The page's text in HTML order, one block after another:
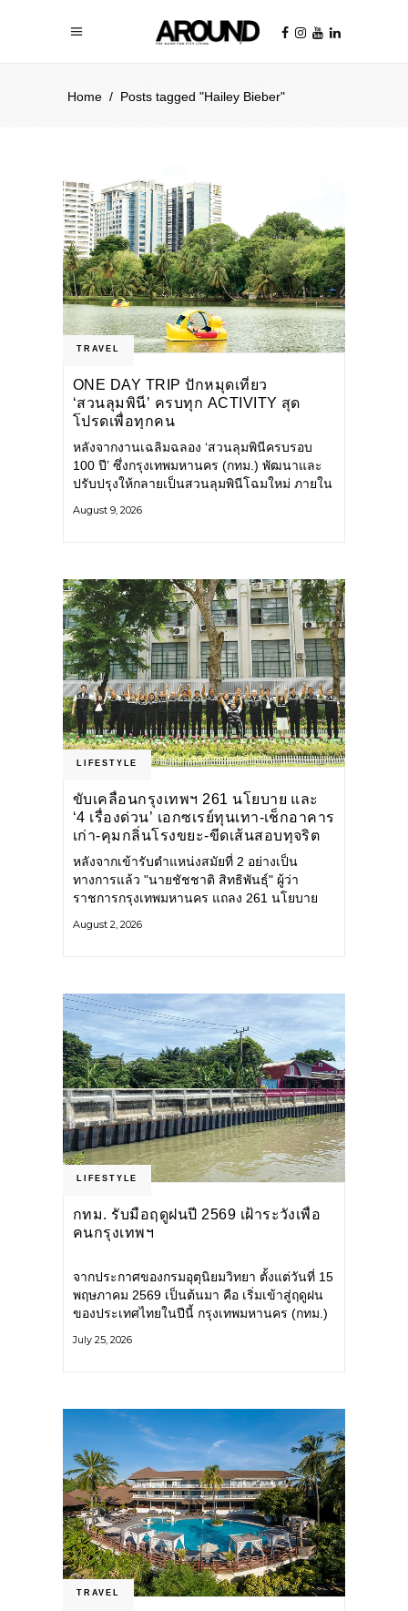
Home / Posts tagged "Hailey Bieber"
TRAVEL
ONE DAY TRIP ปักหมุดเที่ยว
‘สวนลุมพินี’ ครบทุก ACTIVITY สุด
โปรดเพื่อทุกคน
หลังจากงานเฉลิมฉลอง ‘สวนลุมพินีครบรอบ
100 ปี’ ซึ่งกรุงเทพมหานคร (กทม.) พัฒนาและ
ปรับปรุงให้กลายเป็นสวนลุมพินีโฉมใหม่ ภายใน
การให้บริการ รวมถึงกิจกรรมต่าง ๆ
August 9, 2026
LIFESTYLE
ขับเคลื่อนกรุงเทพฯ 261 นโยบาย และ
‘4 เรื่องด่วน’ เอกซเรย์ทุนเทา-เช็กอาคาร
เก่า-คุมกลิ่นโรงขยะ-ขีดเส้นสอบทุจริต
หลังจากเข้ารับตำแหน่งสมัยที่ 2 อย่างเป็น
ทางการแล้ว "นายชัชชาติ สิทธิพันธุ์" ผู้ว่า
ราชการกรุงเทพมหานคร แถลง 261 นโยบาย
ยุทธศาสตร์ จัดทำตัวชี้วัด
August 2, 2026
LIFESTYLE
กทม. รับมือฤดูฝนปี 2569 เฝ้าระวังเพื่อ
คนกรุงเทพฯ
จากประกาศของกรมอุตุนิยมวิทยา ตั้งแต่วันที่ 15
พฤษภาคม 2569 เป็นต้นมา คือ เริ่มเข้าสู่ฤดูฝน
ของประเทศไทยในปีนี้ กรุงเทพมหานคร (กทม.)
โครงสร้างพื้นฐาน
July 25, 2026
TRAVEL